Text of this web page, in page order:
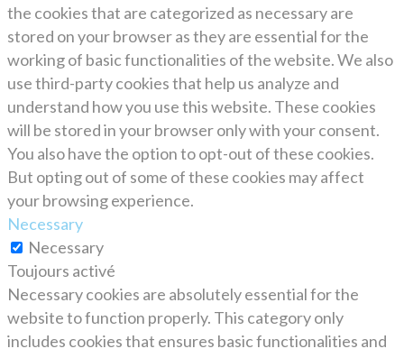
the cookies that are categorized as necessary are
stored on your browser as they are essential for the
working of basic functionalities of the website. We also
use third-party cookies that help us analyze and
understand how you use this website. These cookies
will be stored in your browser only with your consent.
You also have the option to opt-out of these cookies.
But opting out of some of these cookies may affect
your browsing experience.
Necessary
Necessary
Toujours activé
Necessary cookies are absolutely essential for the
website to function properly. This category only
includes cookies that ensures basic functionalities and